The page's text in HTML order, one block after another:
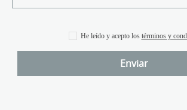
He leído y acepto los términos y